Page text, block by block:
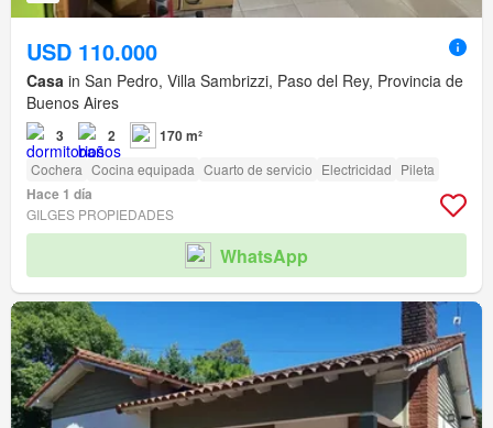
USD 110.000
Casa in San Pedro, Villa Sambrizzi, Paso del Rey, Provincia de
Buenos Aires
3 2 170 m²
Cochera Cocina equipada Cuarto de servicio Electricidad Pileta
Hace 1 día
GILGES PROPIEDADES
WhatsApp